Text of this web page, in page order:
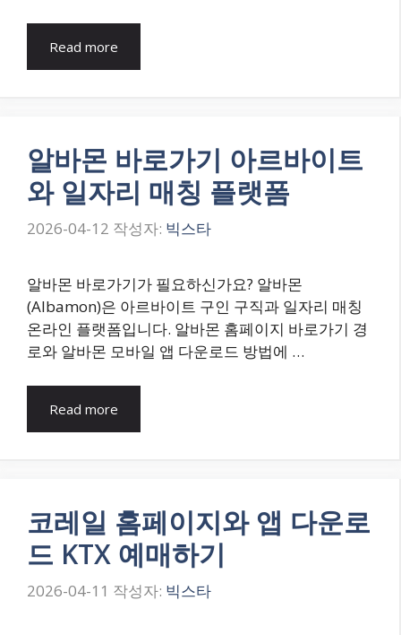
Read more
알바몬 바로가기 아르바이트
와 일자리 매칭 플랫폼
2026-04-12 작성자: 빅스타
알바몬 바로가기가 필요하신가요? 알바몬
(Albamon)은 아르바이트 구인 구직과 일자리 매칭
온라인 플랫폼입니다. 알바몬 홈페이지 바로가기 경
로와 알바몬 모바일 앱 다운로드 방법에 …
Read more
코레일 홈페이지와 앱 다운로
드 KTX 예매하기
2026-04-11 작성자: 빅스타